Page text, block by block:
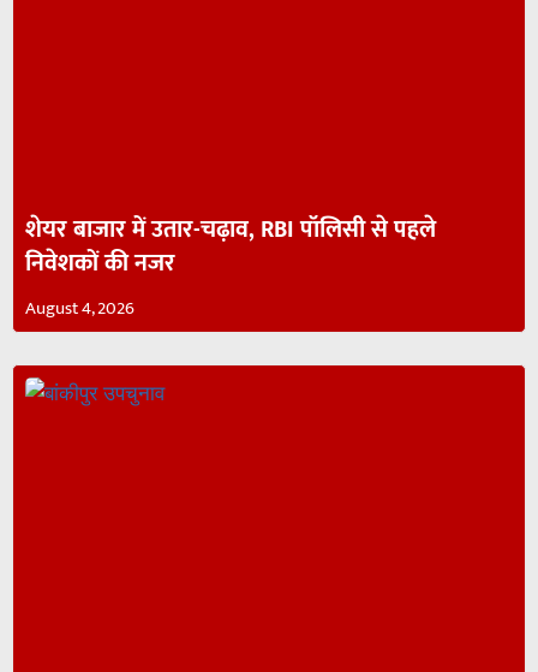
शेयर बाजार में उतार-चढ़ाव, RBI पॉलिसी से पहले
निवेशकों की नजर
August 4, 2026